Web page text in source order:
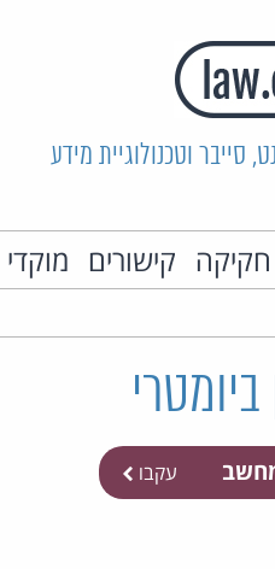
וטכנולוגיית מידע
חקיקה קישורים
עקבו